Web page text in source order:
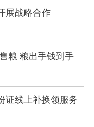
展战略合作
粮 粮出手钱到手
证线上补换领服务